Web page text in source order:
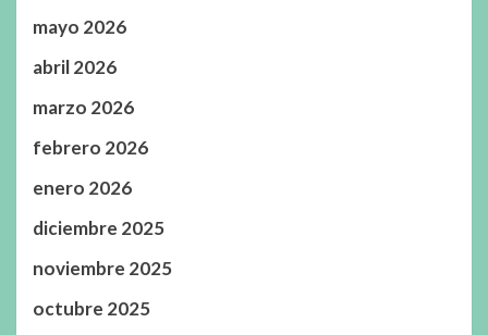
mayo 2026
abril 2026
marzo 2026
febrero 2026
enero 2026
diciembre 2025
noviembre 2025
octubre 2025